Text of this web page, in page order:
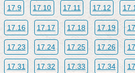
17.9 17.10 17.11 17.12
17.16 17.17 17.18 17.19
17.23 17.24 17.25 17.26
17.31 17.32 17.33 17.34